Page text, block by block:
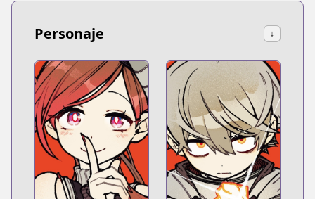
Personaje ↓